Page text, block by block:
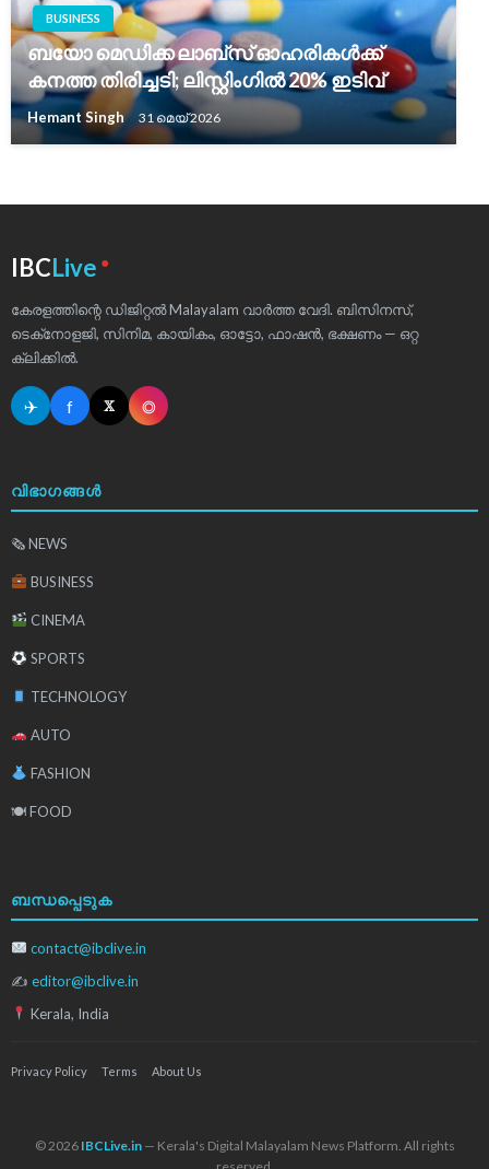
BUSINESS
ബയോ മെഡിക്ക ലാബ്സ് ഓഹരികൾക്ക്
കനത്ത തിരിച്ചടി; ലിസ്റ്റിംഗിൽ 20% ഇടിവ്
Hemant Singh 31 മെയ്‌ 2026
IBCLive ●
കേരളത്തിന്റെ ഡിജിറ്റൽ Malayalam വാർത്ത വേദി. ബിസിനസ്,
ടെക്‌നോളജി, സിനിമ, കായികം, ഓട്ടോ, ഫാഷൻ, ഭക്ഷണം — ഒറ്റ
ക്ലിക്കിൽ.
✈ f 𝕏 ◎
വിഭാഗങ്ങൾ
🗞 NEWS
BUSINESS
CINEMA
SPORTS
TECHNOLOGY
AUTO
FASHION
🍽 FOOD
ബന്ധപ്പെടുക
contact@ibclive.in
✍ editor@ibclive.in
Kerala, India
Privacy Policy Terms About Us
© 2026 IBCLive.in— Kerala's Digital Malayalam News Platform. All rights